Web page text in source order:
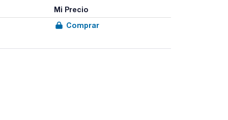
Mi Precio
Comprar